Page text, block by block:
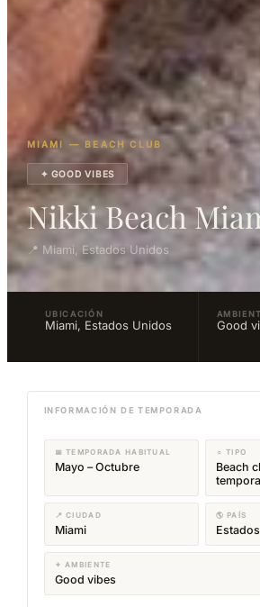
MIAMI — BEACH CLUB
✦ GOOD VIBES
Nikki Beach
📍 Miami, Estados Unidos
UBICACIÓN
Miami, Estados Unidos Good
INFORMACIÓN DE TEMPORADA
📅 TEMPORADA HABITUAL
Mayo – Octubre
☼ TIPO
Beach
📍 CIUDAD
Miami
🌎 PAÍS
✦ AMBIENTE
Good vibes